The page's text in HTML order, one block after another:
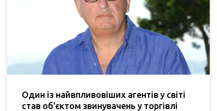
Один із найвпливовіших агентів у світі
став об'єктом звинувачень у торгівлі